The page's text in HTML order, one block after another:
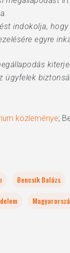
indokolja,
egyre
ügyfelek
közleménye;
Bencsik Balázs